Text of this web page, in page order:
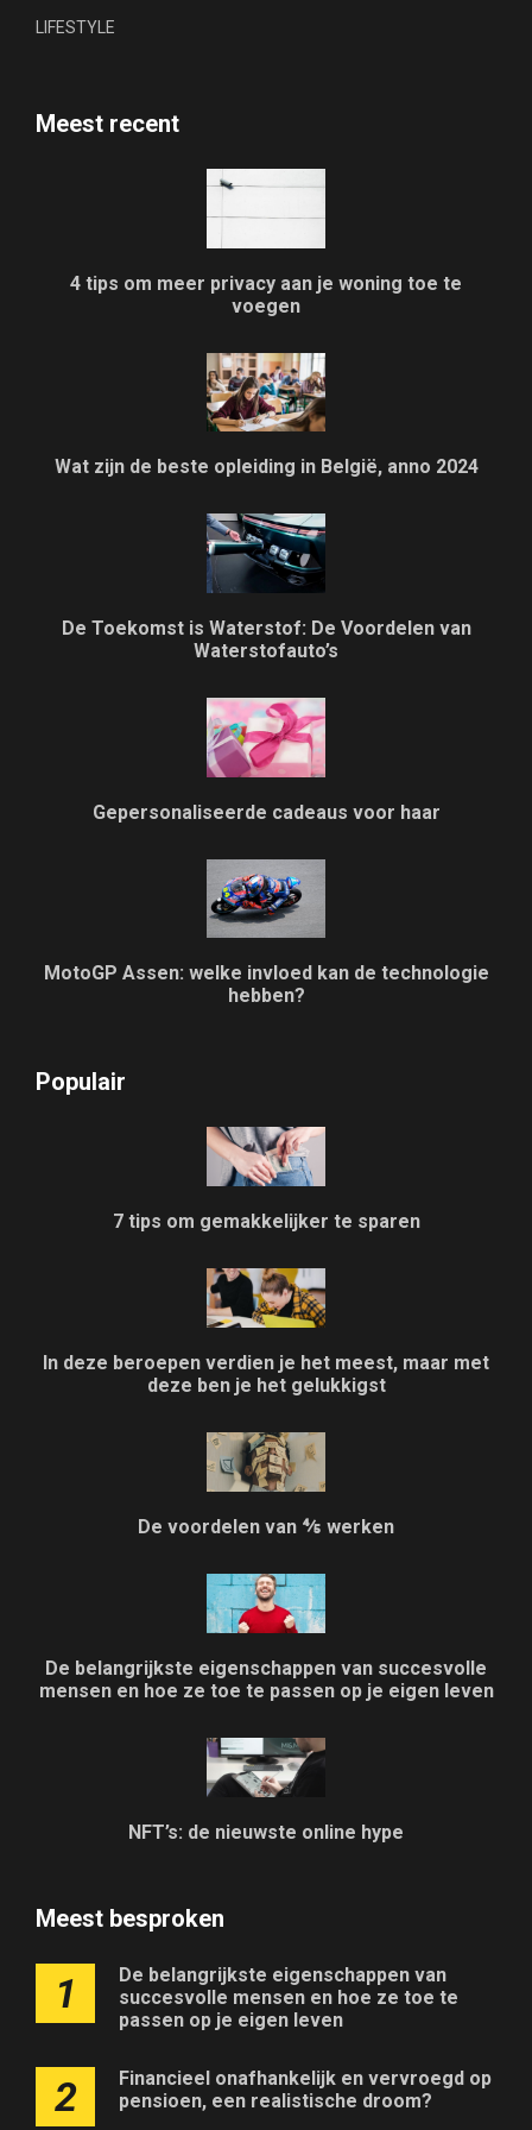
LIFESTYLE
Meest recent
4 tips om meer privacy aan je woning toe te
voegen
Wat zijn de beste opleiding in België, anno 2024
De Toekomst is Waterstof: De Voordelen van
Waterstofauto’s
Gepersonaliseerde cadeaus voor haar
MotoGP Assen: welke invloed kan de technologie
hebben?
Populair
7 tips om gemakkelijker te sparen
In deze beroepen verdien je het meest, maar met
deze ben je het gelukkigst
De voordelen van ⅘ werken
De belangrijkste eigenschappen van succesvolle
mensen en hoe ze toe te passen op je eigen leven
NFT’s: de nieuwste online hype
Meest besproken
1
De belangrijkste eigenschappen van
succesvolle mensen en hoe ze toe te
passen op je eigen leven
2
Financieel onafhankelijk en vervroegd op
pensioen, een realistische droom?